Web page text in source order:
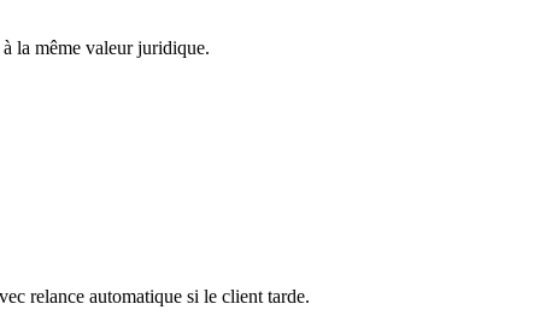
la même valeur juridique.
relance automatique si le client tarde.